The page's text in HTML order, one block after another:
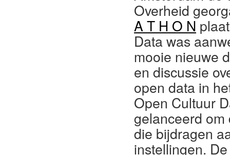
Overheid
A T H O N
Data was
mooie nieuwe
en discussie
open data in
Open Cultuur
gelanceerd om
die bijdragen
instellingen.